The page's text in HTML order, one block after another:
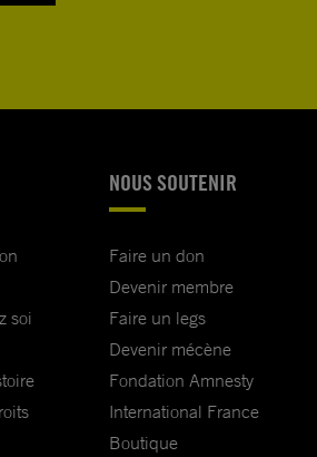
soi
NOUS SOUTENIR
Faire un don
Devenir membre
Faire un legs
Devenir mécène
Fondation Amnesty
International France
Boutique